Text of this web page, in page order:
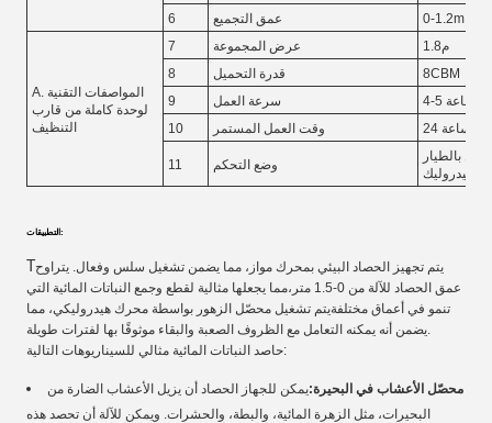
6
عمق التجميع 0-1.2m
A. المواصفات التقنية
لوحدة كاملة من قارب
التنظيف
7 عرض المجموعة
1.8م
8
قدرة التحميل
8CBM
9
سرعة العمل
الساعة
10
وقت العمل المستمر 24 ساعة
11 وضع التحكم
بالطيار
والهيدروليك
التطبيقات:
Tيتم تجهيز الحصاد البيئي بمحرك مواز، مما يضمن تشغيل سلس وفعال. يتراوح
عمق الحصاد للآلة من 0-1.5 متر،مما يجعلها مثالية لقطع وجمع النباتات المائية التي
تنمو في أعماق مختلفةيتم تشغيل محصّل الزهور بواسطة محرك هيدروليكي، مما
يضمن أنه يمكنه التعامل مع الظروف الصعبة والبقاء موثوقًا بها لفترات طويلة.
حاصد النباتات المائية مثالي للسيناريوهات التالية:
محصّل الأعشاب في البحيرة:يمكن للجهاز الحصاد أن يزيل الأعشاب الضارة من
البحيرات، مثل الزهرة المائية، والبطة، والحشرات. ويمكن للآلة أن تحصد هذه